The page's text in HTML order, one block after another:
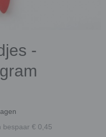
-
bespaar € 0,45